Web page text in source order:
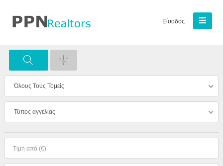
Είσοδος
Όλους Τους Τομείς
Τύπος αγγελίας